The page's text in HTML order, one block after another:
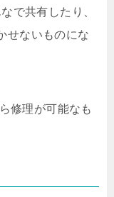
で共有したり、
せないものにな
修理が可能なも